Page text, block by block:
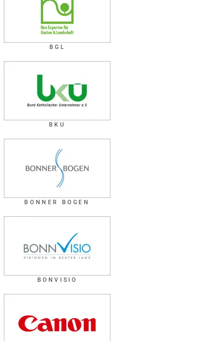
BGL
BKU
BONNER BOGEN
BONVISIO